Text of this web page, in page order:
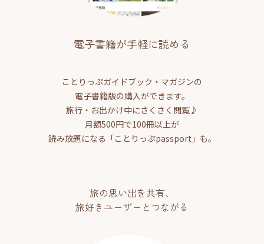
電子書籍が手軽に読める
ことりっぷガイドブック・マガジンの
電子書籍版の購入ができます。
旅行・お出かけ中にさくさく閲覧♪
月額500円で100冊以上が
読み放題になる「ことりっぷpassport」も。
旅の思い出を共有、
旅好きユーザーとつながる